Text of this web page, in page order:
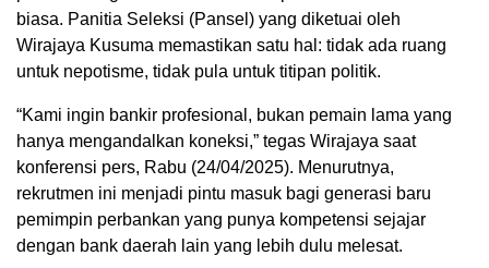
biasa. Panitia Seleksi (Pansel) yang diketuai oleh
Wirajaya Kusuma memastikan satu hal: tidak ada ruang
untuk nepotisme, tidak pula untuk titipan politik.
“Kami ingin bankir profesional, bukan pemain lama yang
hanya mengandalkan koneksi,” tegas Wirajaya saat
konferensi pers, Rabu (24/04/2025). Menurutnya,
rekrutmen ini menjadi pintu masuk bagi generasi baru
pemimpin perbankan yang punya kompetensi sejajar
dengan bank daerah lain yang lebih dulu melesat.